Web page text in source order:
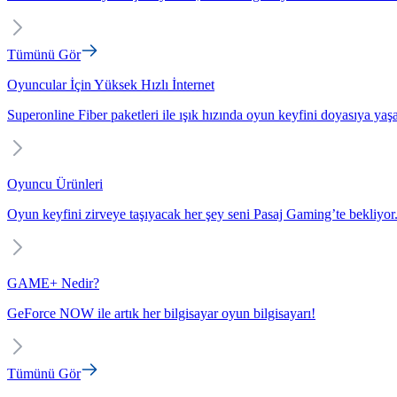
Tümünü Gör
Oyuncular İçin Yüksek Hızlı İnternet
Superonline Fiber paketleri ile ışık hızında oyun keyfini doyasıya
Oyuncu Ürünleri
Oyun keyfini zirveye taşıyacak her şey seni Pasaj Gaming’te bekliyor.
GAME+ Nedir?
GeForce NOW ile artık her bilgisayar oyun bilgisayarı!
Tümünü Gör